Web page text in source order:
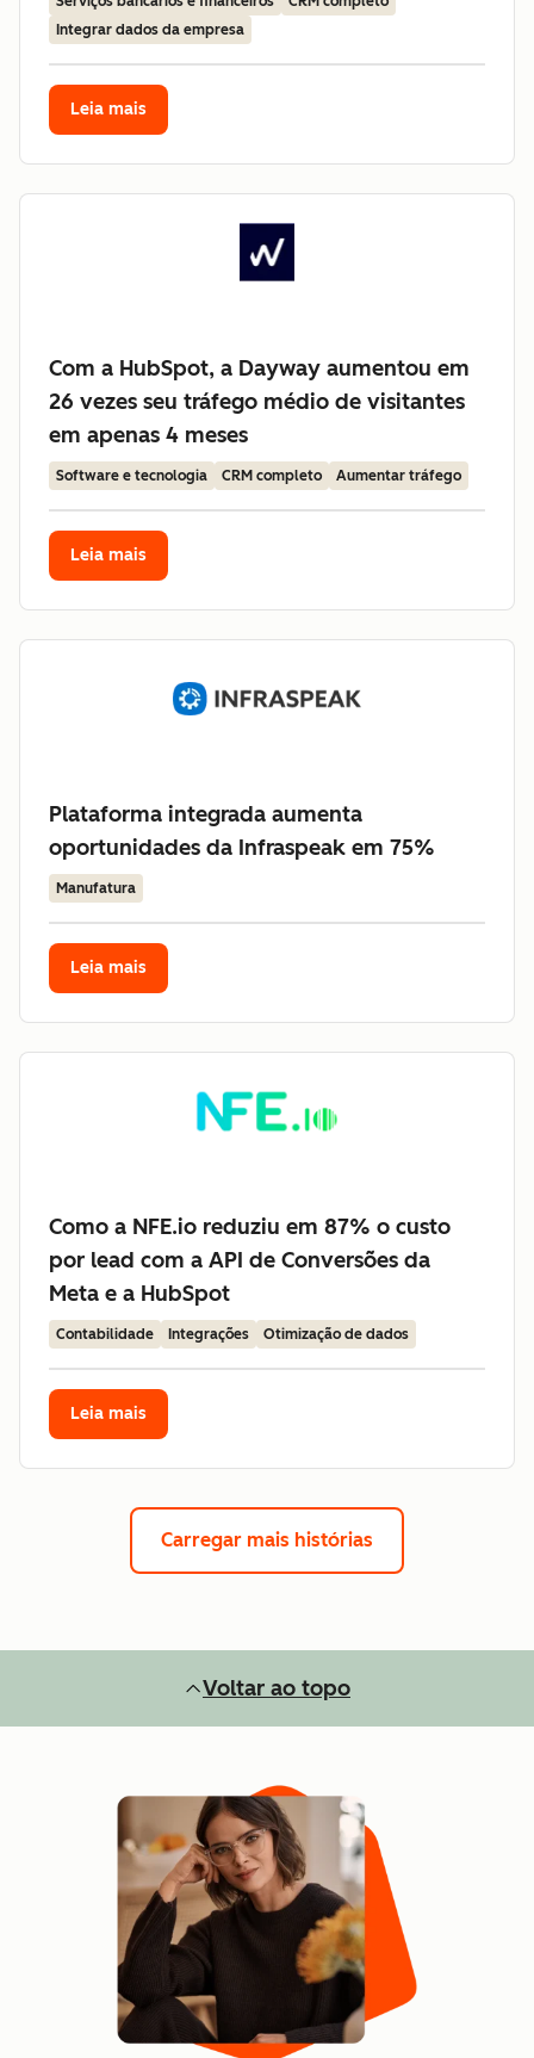
Integrar dados da empresa
Leia mais
Com a HubSpot, a Dayway aumentou em
26 vezes seu tráfego médio de visitantes
em apenas 4 meses
Software e tecnologia CRM completo Aumentar tráfego
Leia mais
Plataforma integrada aumenta
oportunidades da Infraspeak em 75%
Manufatura
Leia mais
Como a NFE.io reduziu em 87% o custo
por lead com a API de Conversões da
Meta e a HubSpot
Contabilidade Integrações Otimização de dados
Leia mais
Carregar mais histórias
Voltar ao topo